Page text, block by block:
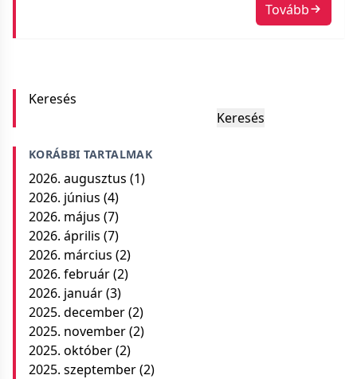
Tovább
Keresés
Keresés
KORÁBBI TARTALMAK
2026. augusztus (1)
2026. június (4)
2026. május (7)
2026. április (7)
2026. március (2)
2026. február(2)
2026. január(3)
2025. december(2)
2025. november(2)
2025. október(2)
2025. szeptember(2)